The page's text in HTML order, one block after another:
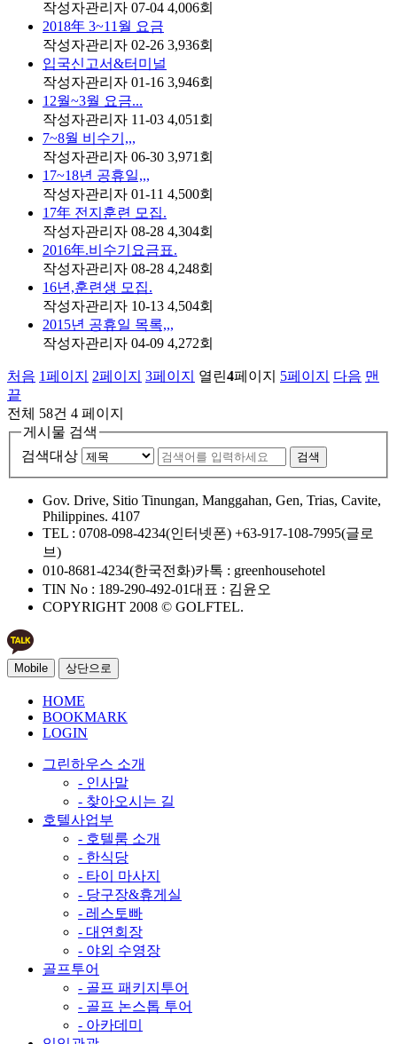
작성자관리자 07-04 4,006회
2018年 3~11월 요금
작성자관리자 02-26 3,936회
입국신고서&터미널
작성자관리자 01-16 3,946회
12월~3월 요금...
작성자관리자 11-03 4,051 회
7~8월 비수기,,,
작성자관리자 06-30 3,971 회
17~18년 공휴일,,,
작성자관리자 01-11 4,500회
17年 전지훈련 모집.
작성자관리자 08-28 4,304회
2016年.비수기요금표.
작성자관리자 08-28 4,248회
16년,훈련생 모집.
작성자관리자 10-13 4,504회
2015년 공휴일 목록,,,
작성자관리자 04-09 4,272회
처음 1페이지 2페이지 3페이지 열린4페이지 5페이지 다음 맨
끝
전체 58건 4 페이지
게시물 검색
검색대상
검색
Gov. Drive, Sitio Tinungan, Manggahan, Gen, Trias, Cavite,
Philippines. 4107
TEL : 0708-098-4234(인터넷폰) +63-917-108-7995(글로
브)
010-8681-4234(한국전화)카톡 : greenhousehotel
TIN No : 189-290-492-01대표 : 김윤오
COPYRIGHT 2008 © GOLFTEL.
Mobile 상단으로
HOME
BOOKMARK
LOGIN
그린하우스 소개
- 인사말
- 찾아오시는 길
호텔사업부
- 호텔룸 소개
- 한식당
- 타이 마사지
- 당구장&휴게실
- 레스토빠
- 대연회장
- 야외 수영장
골프투어
- 골프 패키지투어
- 골프 논스톱 투어
- 아카데미